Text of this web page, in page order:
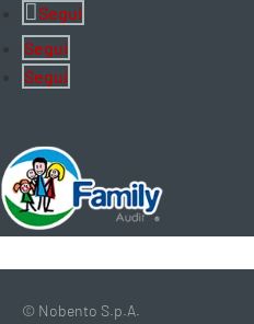
Segui
Segui
Segui
© Nobento S.p.A.